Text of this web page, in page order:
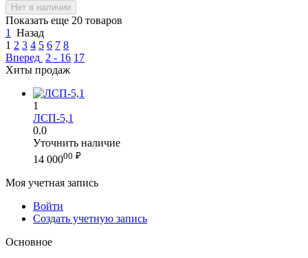
Нет в наличии
Показать еще 20 товаров
1
Назад
1 2 3 4 5 6 7 8
Вперед 2 - 16 17
Хиты продаж
1
ЛСП-5,1
0.0
Уточнить наличие
14 00000 ₽
Моя учетная запись
Войти
Создать учетную запись
Основное